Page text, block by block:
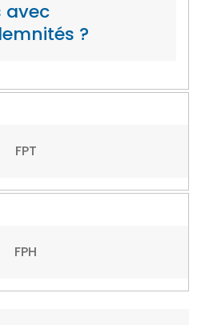
avec
?
FPT
FPH